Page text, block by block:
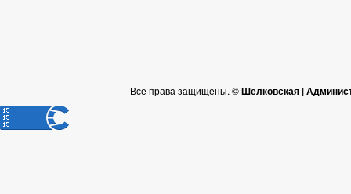
Все права защищены. ©Шелковская |